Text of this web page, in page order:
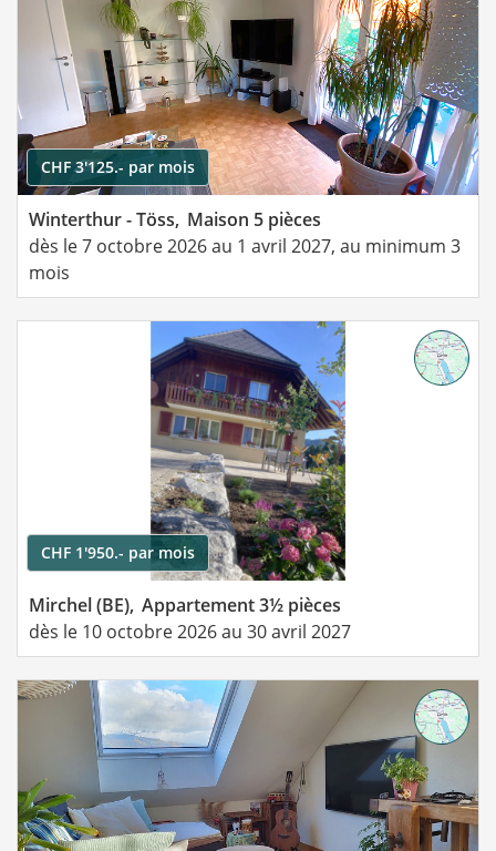
CHF 3'125.- par mois
Winterthur - Töss, Maison 5 pièces
dès le 7 octobre 2026 au 1 avril 2027, au minimum 3
mois
CHF 1'950.- par mois
Mirchel (BE), Appartement 3½ pièces
dès le 10 octobre 2026 au 30 avril 2027